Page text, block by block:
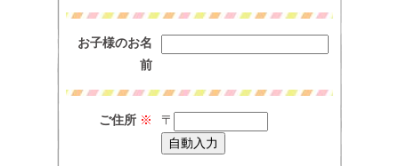
お子様のお名
前
ご住所 ※ 〒